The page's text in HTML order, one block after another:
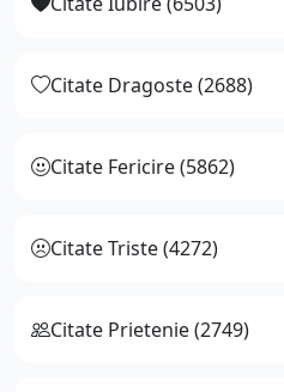
Citate Dragoste (2688)
Citate Fericire (5862)
Citate Triste (4272)
Citate Prietenie (2749)